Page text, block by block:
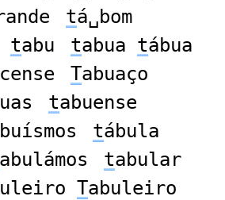
tá␣bom
tabu tabua tábua
Tabuaço
tabuense
tábula
abulámos tabular
Tabuleiro